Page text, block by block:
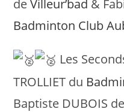
deVilleur’bad &
Badminton Club
Les
TROLLIET du
Baptiste DUBOIS